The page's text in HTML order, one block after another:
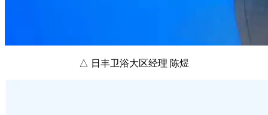
△ 日丰卫浴大区经理 陈煜